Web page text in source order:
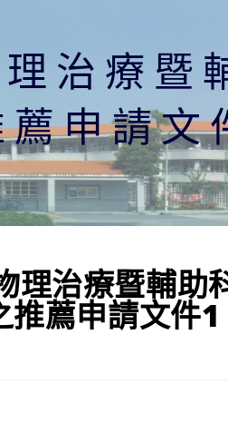
治療暨
申請文
理治療暨輔助
薦申請文件1